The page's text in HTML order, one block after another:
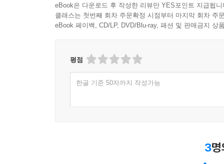
eBook은 다운로드 후 작성한 리뷰만 YES포인트 지급됩니
클래스는 첫번째 회차 주문확정 시점부터 마지막 회차 주
eBook 페이백, CD/LP, DVD/Blu-ray, 패션 및 판매금지 상
평점
한글 기준 50자까지 작성가능
3